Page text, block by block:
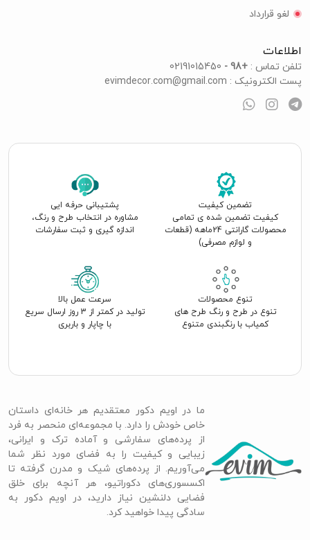
لغو قرارداد
اطلاعات
تلفن تماس : +98 -
02191015450
پست الکترونیک : evimdecor.com@gmail.com
تضمین کیفیت
کیفیت تضمین شده ی تمامی
محصولات گارانتی 24ماهه (قطعات
و لوازم مصرفی)
پشتیبانی حرفه ایی
مشاوره در انتخاب طرح و رنگ،
اندازه گیری و ثبت سفارشات
تنوع محصولات
تنوع در طرح و رنگ طرح های
کمیاب با رنگبندی متنوع
سرعت عمل بالا
تولید در کمتر از 3 روز ارسال سریع
با چاپار و باربری
ما در اویم دکور معتقدیم هر خانه‌ای داستان
خاص خودش را دارد. با مجموعه‌ای منحصر به فرد
از پرده‌های سفارشی و آماده ترک و ایرانی،
زیبایی و کیفیت را به فضای مورد نظر شما
می‌آوریم. از پرده‌های شیک و مدرن گرفته تا
اکسسوری‌های دکوراتیو، هر آنچه برای خلق
فضایی دلنشین نیاز دارید، در اویم دکور به
سادگی پیدا خواهید کرد.